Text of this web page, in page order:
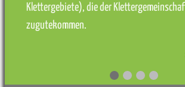
Klettergebiete), die der
zugutekommen.